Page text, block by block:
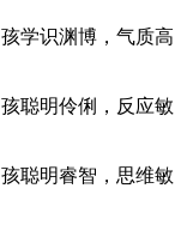
学识渊博，气质高
聪明伶俐，反应敏
聪明睿智，思维敏